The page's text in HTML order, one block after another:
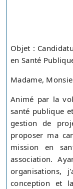
Objet :
en Santé
Madame,
Animé par la
santé publique
gestion de
proposer ma
mission en
association.
organisations,
conception et